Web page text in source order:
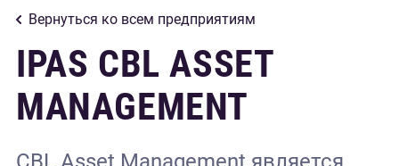
Вернуться ко всем предприятиям
IPAS CBL ASSET
MANAGEMENT